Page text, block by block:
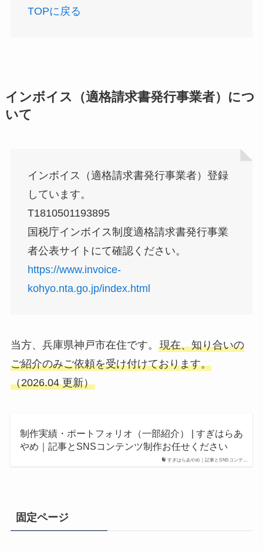
TOPに戻る
インボイス（適格請求書発行事業者）につ
いて
インボイス（適格請求書発行事業者）登録
しています。
T1810501193895
国税庁インボイス制度適格請求書発行事業
者公表サイトにて確認ください。
https://www.invoice-
kohyo.nta.go.jp/index.html
当方、兵庫県神戸市在住です。 現在、知り合いの
ご紹介のみご依頼を受け付けております。
（2026.04 更新）
すぎはらあやめ｜記事とSNSコンテ…
制作実績・ポートフォリオ（一部紹介） | すぎはらあ
やめ｜記事とSNSコンテンツ制作お任せください
固定ページ